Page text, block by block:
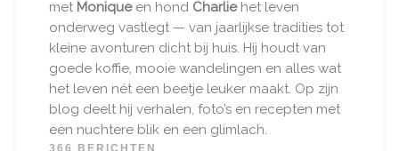
met Moniqueen hond Charliehet leven
onderweg vastlegt — van jaarlijkse tradities tot
kleine avonturen dicht bij huis. Hij houdt van
goede koffie, mooie wandelingen en alles wat
het leven nét een beetje leuker maakt. Op zijn
blog deelt hij verhalen, foto’s en recepten met
een nuchtere blik en een glimlach.
366 BERICHTEN